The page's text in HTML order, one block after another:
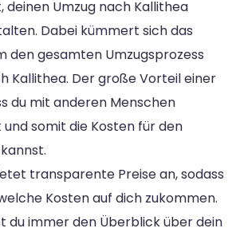
deinen Umzug nach Kallithea
Dabei kümmert sich das
den gesamten Umzugsprozess
Kallithea. Der große Vorteil einer
du mit anderen Menschen
somit die Kosten für den
transparente Preise an, sodass
Kosten auf dich zukommen.
du immer den Überblick über dein